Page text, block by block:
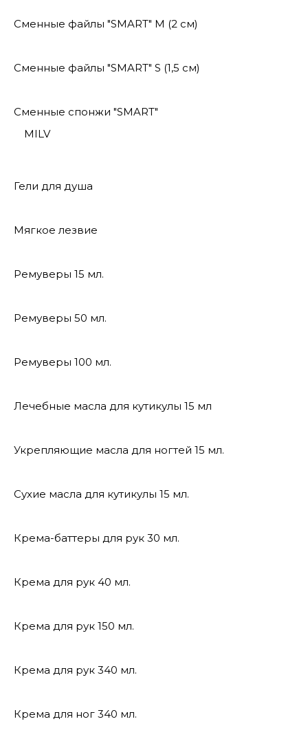
Сменные файлы "SMART" M (2 см)
Сменные файлы "SMART" S (1,5 см)
Сменные спонжи "SMART"
MILV
Гели для душа
Мягкое лезвие
Ремуверы 15 мл.
Ремуверы 50 мл.
Ремуверы 100 мл.
Лечебные масла для кутикулы 15 мл
Укрепляющие масла для ногтей 15 мл.
Сухие масла для кутикулы 15 мл.
Крема-баттеры для рук 30 мл.
Крема для рук 40 мл.
Крема для рук 150 мл.
Крема для рук 340 мл.
Крема для ног 340 мл.